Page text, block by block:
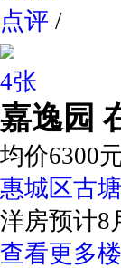
点评 /
4张
嘉逸园
均价6300
惠城区古
洋房预计8
查看更多